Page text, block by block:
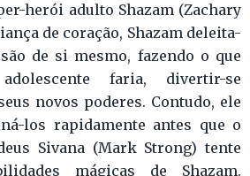
herói adulto Shazam (Zachary
de coração, Shazam deleita-
de si mesmo, fazendo o que
faria, divertir-se
novos poderes. Contudo, ele
los rapidamente antes que o
Sivana (Mark Strong) tente
mágicas de Shazam.